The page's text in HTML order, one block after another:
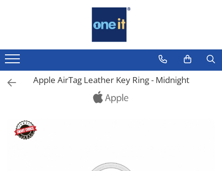
Laptop, Tablete & Telefoane
Laptop / Notebook
Notebook Consumer
Componente Laptop
Tablete & accesorii
Apple AirTag Leather Key Ring - Midnight